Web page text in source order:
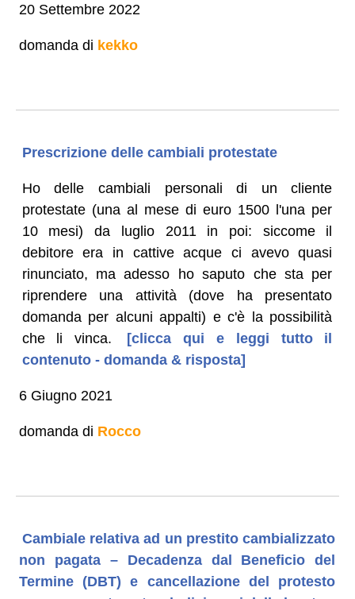
20 Settembre 2022
domanda di kekko
Prescrizione delle cambiali protestate
Ho delle cambiali personali di un cliente
protestate (una al mese di euro 1500 l'una per
10 mesi) da luglio 2011 in poi: siccome il
debitore era in cattive acque ci avevo quasi
rinunciato, ma adesso ho saputo che sta per
riprendere una attività (dove ha presentato
domanda per alcuni appalti) e c'è la possibilità
che li vinca.
[clicca qui e leggi tutto il
contenuto - domanda & risposta]
6 Giugno 2021
domanda di Rocco
Cambiale relativa ad un prestito cambializzato
non pagata – Decadenza dal Beneficio del
Termine (DBT) e cancellazione del protesto